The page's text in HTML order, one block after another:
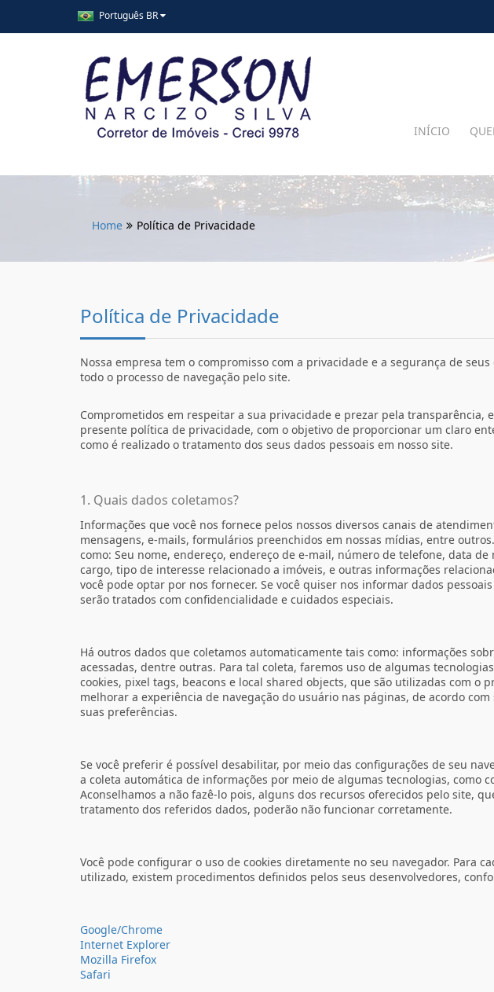
Português BR
INÍCIO
Home Política de Privacidade
Política de Privacidade
Nossa empresa tem o compromisso com a privacidade e a segurança de
todo o processo de navegação pelo site.
Comprometidos em respeitar a sua privacidade e prezar pela transparência,
presente política de privacidade, com o objetivo de proporcionar um claro
como é realizado o tratamento dos seus dados pessoais em nosso site.
1. Quais dados coletamos?
Informações que você nos fornece pelos nossos diversos canais de
mensagens, e-mails, formulários preenchidos em nossas mídias, entre
como: Seu nome, endereço, endereço de e-mail, número de telefone, data de
cargo, tipo de interesse relacionado a imóveis, e outras informações
você pode optar por nos fornecer. Se você quiser nos informar dados pessoais
serão tratados com confidencialidade e cuidados especiais.
Há outros dados que coletamos automaticamente tais como: informações
acessadas, dentre outras. Para tal coleta, faremos uso de algumas
cookies, pixel tags, beacons e local shared objects, que são utilizadas com o
melhorar a experiência de navegação do usuário nas páginas, de acordo com
suas preferências.
Se você preferir é possível desabilitar, por meio das configurações de seu
a coleta automática de informações por meio de algumas tecnologias, como
Aconselhamos a não fazê-lo pois, alguns dos recursos oferecidos pelo site,
tratamento dos referidos dados, poderão não funcionar corretamente.
Você pode configurar o uso de cookies diretamente no seu navegador. Para
utilizado, existem procedimentos definidos pelos seus desenvolvedores,
Google/Chrome
Internet Explorer
Mozilla Firefox
Safari